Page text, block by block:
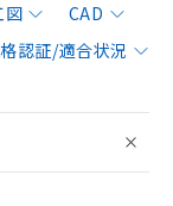
図
CAD
認証/適合状況